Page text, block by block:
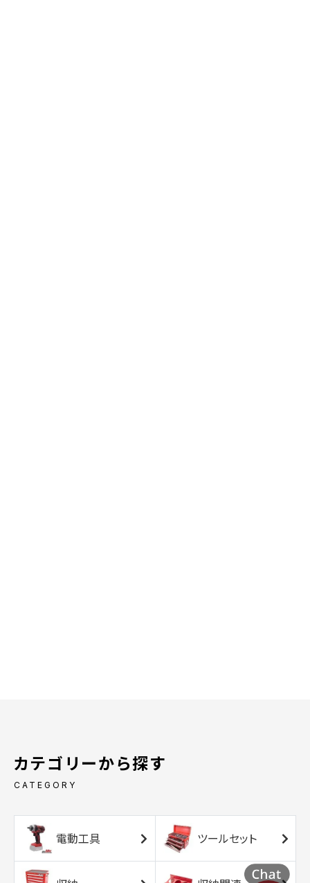
カテゴリーから探す
CATEGORY
電動工具 ツールセット